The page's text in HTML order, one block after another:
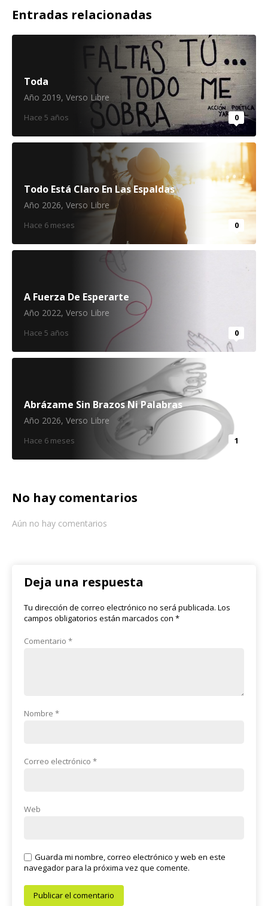
Entradas relacionadas
Toda
Año 2019, Verso Libre
Hace 5 años 0
Todo Está Claro En Las Espaldas
Año 2026, Verso Libre
Hace 6 meses 0
A Fuerza De Esperarte
Año 2022, Verso Libre
Hace 5 años 0
Abrázame Sin Brazos Ni Palabras
Año 2026, Verso Libre
Hace 6 meses 1
No hay comentarios
Aún no hay comentarios
Deja una respuesta
Tu dirección de correo electrónico no será publicada. Los
campos obligatorios están marcados con *
Comentario *
Nombre *
Correo electrónico *
Web
Guarda mi nombre, correo electrónico y web en este
navegador para la próxima vez que comente.